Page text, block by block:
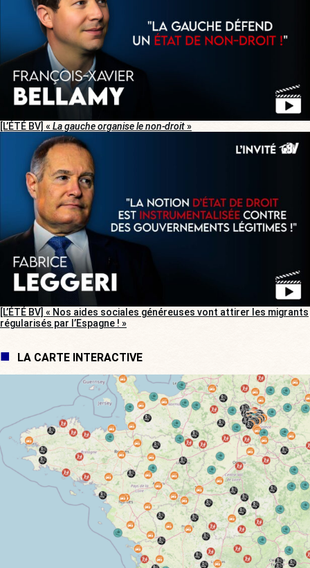
[L’ÉTÉ BV] « La gauche organise le non-droit»
[L’ÉTÉ BV] « Nos aides sociales généreuses vont attirer les migrants
régularisés par l’Espagne ! »
LA CARTE INTERACTIVE